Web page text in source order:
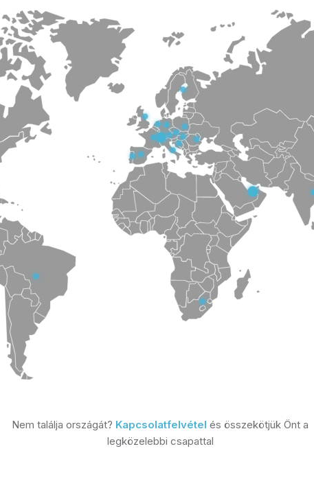
Nem találja országát? Kapcsolatfelvétel és összekötjük Önt a
legközelebbi csapattal